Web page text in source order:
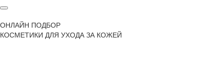
ОНЛАЙН ПОДБОР
КОСМЕТИКИ ДЛЯ УХОДА ЗА КОЖЕЙ